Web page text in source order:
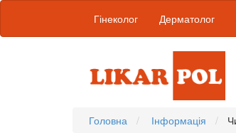
Гінеколог Дерматолог
Головна Інформація